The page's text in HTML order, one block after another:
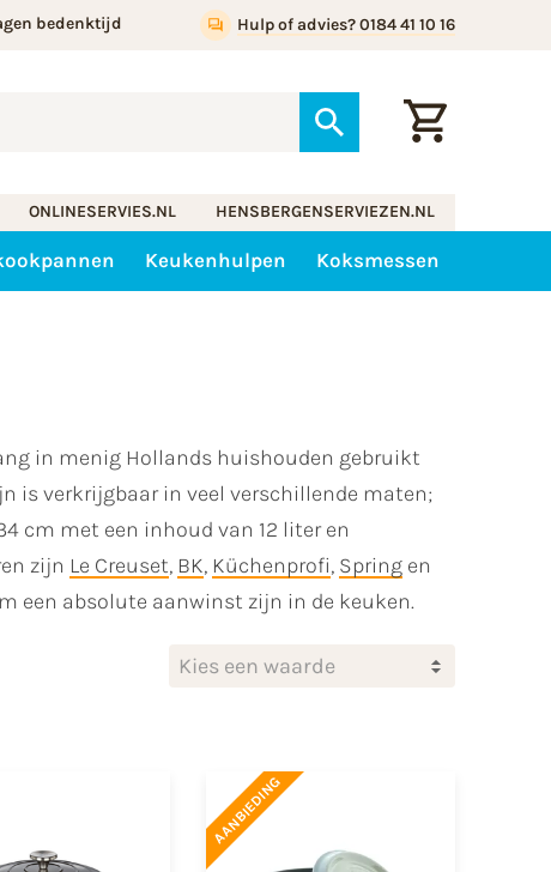
bedenktijd Hulp of advies? 0184 41 10 16
ONLINESERVIES.NL HENSBERGENSERVIEZEN.NL
Keukenhulpen Koksmessen
in menig Hollands huishouden gebruikt
is verkrijgbaar in veel verschillende maten;
cm met een inhoud van 12 liter en
zijn Le Creuset, BK, Küchenprofi, Spring en
een absolute aanwinst zijn in de keuken.
Kies een waarde
AANBIEDING